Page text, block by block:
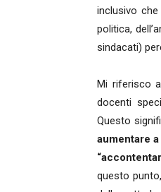
inclusivo
politica,
sindacati)
Mi riferisco
docenti
Questo
aumentare
questo